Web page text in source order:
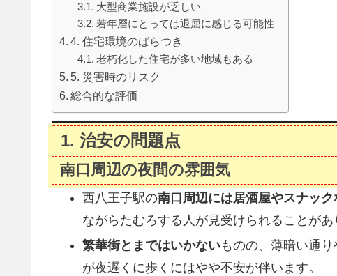
大型商業施設が乏しい
若年層にとっては退屈に感じる可能性
4. 住宅環境のばらつき
老朽化した住宅が多い地域もある
5. 災害時のリスク
総合的な評価
1. 治安の問題点
南口周辺の夜間の雰囲気
西八王子駅の南口周辺には居酒屋やスナック
ながらたむろする人が見受けられることがあ
繁華街とまではいかないものの、薄暗い通
が夜遅くに歩くにはやや不安が伴います。